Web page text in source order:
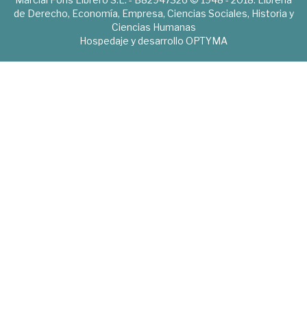
de Derecho, Economía, Empresa, Ciencias Sociales, Historia y
Ciencias Humanas
Hospedaje y desarrollo OPTYMA